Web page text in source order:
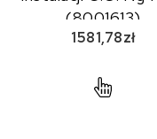
(8001613)
1581,78zł